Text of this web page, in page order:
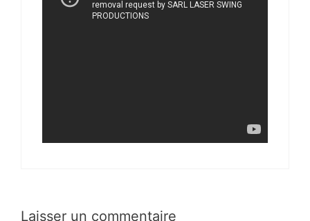
Laisser un commentaire